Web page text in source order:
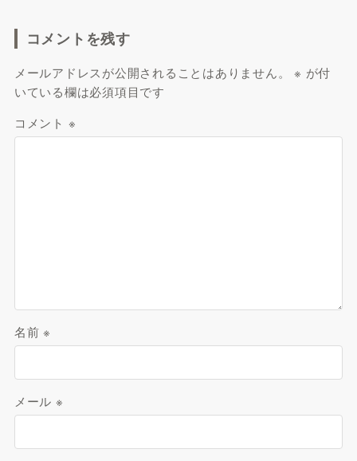
コメントを残す
メールアドレスが公開されることはありません。 ※ が付
いている欄は必須項目です
コメント ※
名前※
メール ※